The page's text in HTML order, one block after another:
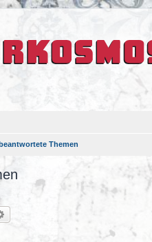
Themen
Erweiterte Suche